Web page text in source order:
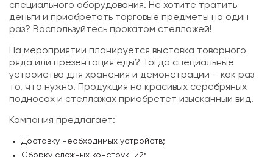
специального оборудования. Не хотите тратить
деньги и приобретать торговые предметы на один
раз? Воспользуйтесь прокатом стеллажей!
На мероприятии планируется выставка товарного
ряда или презентация еды? Тогда специальные
устройства для хранения и демонстрации – как раз
то, что нужно! Продукция на красивых серебряных
подносах и стеллажах приобретёт изысканный вид.
Компания предлагает:
Доставку необходимых устройств;
Сборку сложных конструкций;